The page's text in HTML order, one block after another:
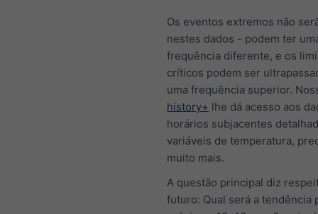
Os eventos extremos não
nestes dados - podem ter
frequência diferente, e os
críticos podem ser
uma frequência superior.
history+ lhe dá acesso aos
horários subjacentes
variáveis de temperatura,
muito mais.
A questão principal diz
futuro: Qual será a tendência